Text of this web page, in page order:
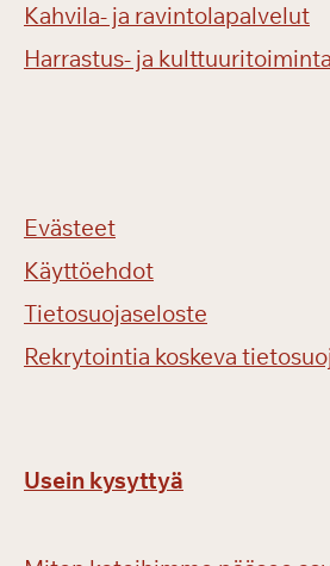
Kahvila- ja ravintolapalvelut
Harrastus- ja kulttuuritoiminta
Evästeet
Käyttöehdot
Tietosuojaseloste
Rekrytointia koskeva
Usein kysyttyä